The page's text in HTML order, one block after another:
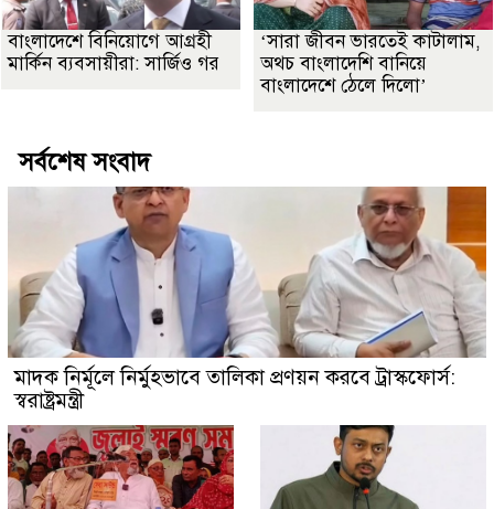
বাংলাদেশে বিনিয়োগে আগ্রহী
মার্কিন ব্যবসায়ীরা: সার্জিও গর
‘সারা জীবন ভারতেই কাটালাম,
অথচ বাংলাদেশি বানিয়ে
বাংলাদেশে ঠেলে দিলো’
সর্বশেষ সংবাদ
মাদক নির্মূলে নির্মুহভাবে তালিকা প্রণয়ন করবে ট্রাস্কফোর্স:
স্বরাষ্ট্রমন্ত্রী